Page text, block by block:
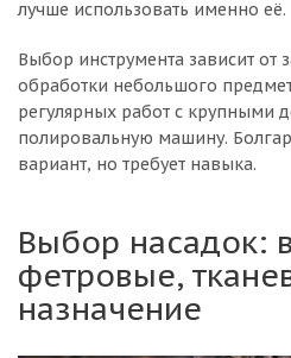
лучше использовать именно её.
Выбор инструмента зависит от
обработки небольшого
регулярных работ с крупными
полировальную машину.
вариант, но требует навыка.
Выбор насадок:
фетровые,
назначение